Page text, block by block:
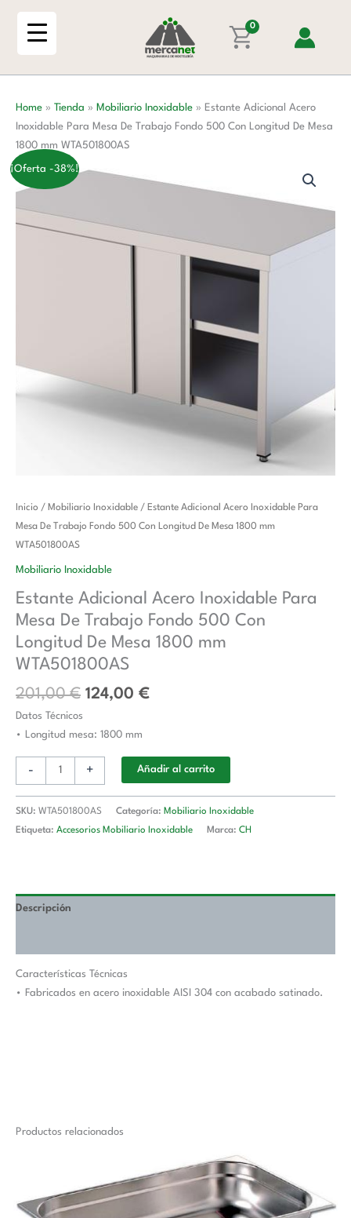
0
Home » Tienda » Mobiliario Inoxidable » Estante Adicional Acero
Inoxidable Para Mesa De Trabajo Fondo 500 Con Longitud De Mesa
1800 mm WTA501800AS
¡Oferta -38%!
Inicio / Mobiliario Inoxidable / Estante Adicional Acero Inoxidable Para
Mesa De Trabajo Fondo 500 Con Longitud De Mesa 1800 mm
WTA501800AS
Mobiliario Inoxidable
Estante Adicional Acero Inoxidable Para
Mesa De Trabajo Fondo 500 Con
Longitud De Mesa 1800 mm
WTA501800AS
201,00€
El
precio
era:
124,00 €
El
precio
Datos Técnicos
• Longitud mesa: 1800 mm
-
Estante
Adicional
Acero
Inoxidable
Mesa
De
Trabajo
Fondo
Con
Longitud
De
1800
WTA501800AS
cantidad
+ Añadir al carrito
SKU: WTA501800AS Categoría: Mobiliario Inoxidable
Etiqueta: Accesorios Mobiliario Inoxidable Marca: CH
Descripción
Características Técnicas
• Fabricados en acero inoxidable AISI 304 con acabado satinado.
Productos relacionados
Para
Mesa
De
Fondo
500
Con
Longitud
De
1800